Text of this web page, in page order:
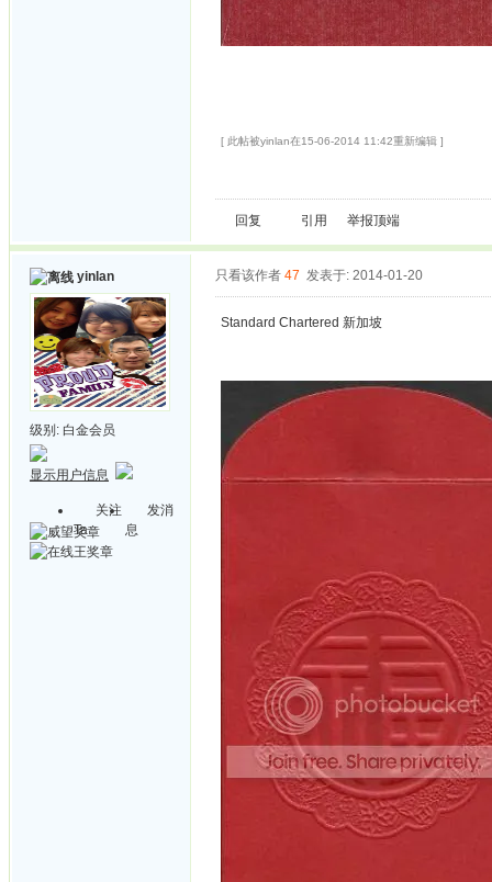
[ 此帖被yinlan在15-06-2014 11:42重新编辑 ]
回复 引用 举报顶端
yinlan
级别: 白金会员
显示用户信息
关注
Ta
发消
息
只看该作者 47 发表于: 2014-01-20
Standard Chartered 新加坡